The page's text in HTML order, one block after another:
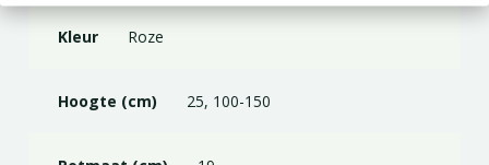
Kleur Roze
Hoogte (cm) 25, 100-150